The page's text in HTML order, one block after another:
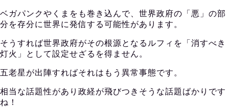
ベガパンクやくまをも巻き込んで、世界政府の「悪」の部
分を存分に世界に発信する可能性があります。
そうすれば世界政府がその根源となるルフィを「消すべき
灯火」として設定せざるを得ません。
五老星が出陣すればそれはもう異常事態です。
相当な話題性があり政経が飛びつきそうな話題ばかりです
ね！